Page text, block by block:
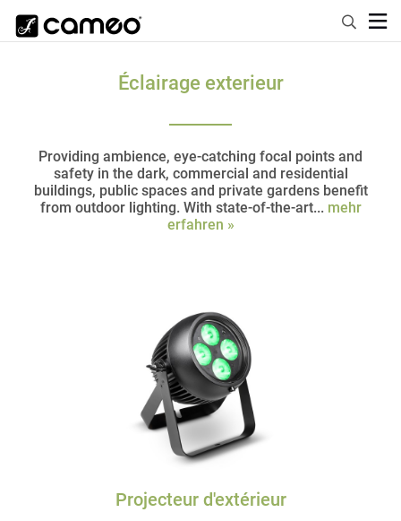
Éclairage exterieur
Providing ambience, eye-catching focal points and
safety in the dark, commercial and residential
buildings, public spaces and private gardens benefit
from outdoor lighting. With state-of-the-art... mehr
erfahren »
Projecteur d'extérieur